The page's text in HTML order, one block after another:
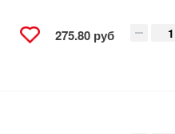
275.80 руб